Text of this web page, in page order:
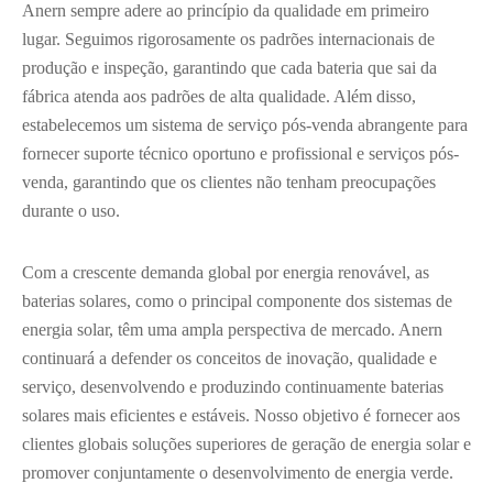
Anern sempre adere ao princípio da qualidade em primeiro
lugar. Seguimos rigorosamente os padrões internacionais de
produção e inspeção, garantindo que cada bateria que sai da
fábrica atenda aos padrões de alta qualidade. Além disso,
estabelecemos um sistema de serviço pós-venda abrangente para
fornecer suporte técnico oportuno e profissional e serviços pós-
venda, garantindo que os clientes não tenham preocupações
durante o uso.
Com a crescente demanda global por energia renovável, as
baterias solares, como o principal componente dos sistemas de
energia solar, têm uma ampla perspectiva de mercado. Anern
continuará a defender os conceitos de inovação, qualidade e
serviço, desenvolvendo e produzindo continuamente baterias
solares mais eficientes e estáveis. Nosso objetivo é fornecer aos
clientes globais soluções superiores de geração de energia solar e
promover conjuntamente o desenvolvimento de energia verde.